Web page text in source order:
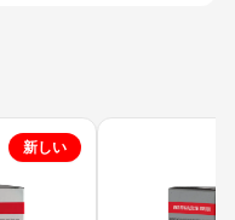
新しい